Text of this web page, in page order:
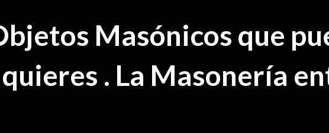
Objetos Masónicos que
. La Masonería